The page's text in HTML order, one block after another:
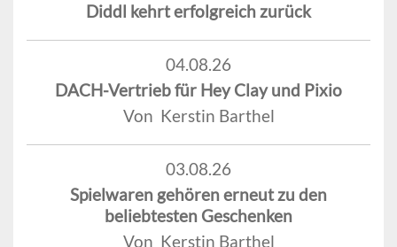
Diddl kehrt erfolgreich zurück
04.08.26
DACH-Vertrieb für Hey Clay und Pixio
Von Kerstin Barthel
03.08.26
Spielwaren gehören erneut zu den
beliebtesten Geschenken
Von Kerstin Barthel